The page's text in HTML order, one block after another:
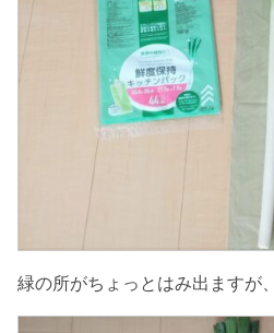
緑の所がちょっとはみ出ますが